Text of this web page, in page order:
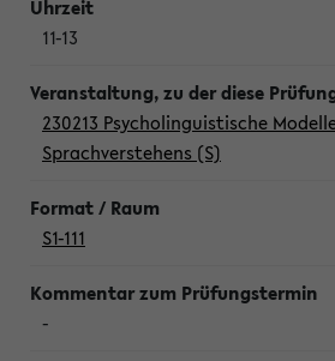
11-13
230213 Psycholinguistische
Sprachverstehens (S)
S1-111
-